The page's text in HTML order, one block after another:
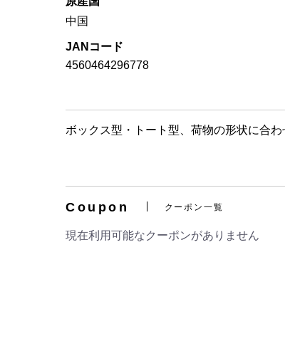
中国
JANコード
4560464296778
ボックス型・トート型、荷物の形状に合わ
Coupon クーポン一覧
現在利用可能なクーポンがありません